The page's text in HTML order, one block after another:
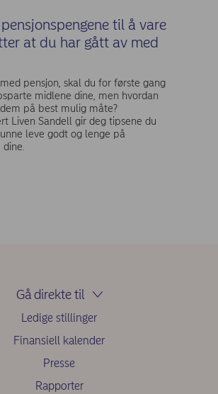
til å vare
at du har gått av med
pensjon, skal du for første gang
midlene dine, men hvordan
på best mulig måte?
Liven Sandell gir deg tipsene du
leve godt og lenge på
Gå direkte til
Ledige stillinger
Finansiell kalender
Presse
Rapporter